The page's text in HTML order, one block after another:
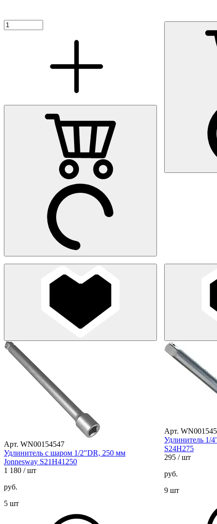
Арт. WN00154547
Удлинитель с шаром 1/2"DR, 250 мм
Jonnesway S21H41250
1 180 / шт
руб.
5 шт
Арт.
Удлинитель 1/
S24H275
295 / шт
руб.
9 шт